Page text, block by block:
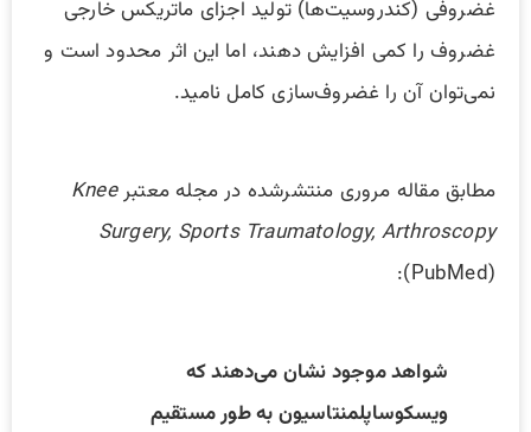
غضروفی (کندروسیت‌ها) تولید اجزای ماتریکس خارجی
غضروف را کمی افزایش دهند، اما این اثر محدود است و
نمی‌توان آن را غضروف‌سازی کامل نامید.
مطابق مقاله مروری منتشرشده در مجله معتبرKnee
Surgery, Sports Traumatology, Arthroscopy
(PubMed):
شواهد موجود نشان می‌دهند که
ویسکوساپلمنتاسیون به طور مستقیم